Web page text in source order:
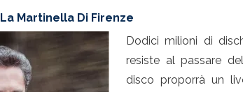
La Martinella Di Firenze
Dodici milioni di
resiste al passare
disco proporrà un